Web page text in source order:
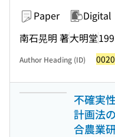
Paper Digital
南石晃明 著大明堂
Author Heading (ID)
不確実
計画法
合農業